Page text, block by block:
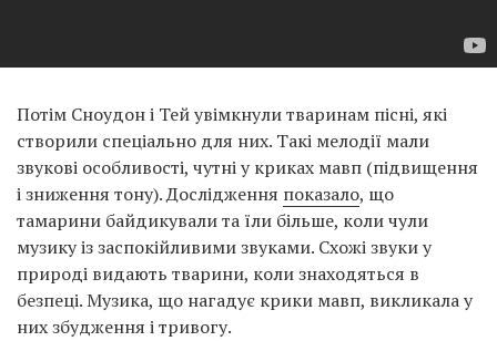
Потім Сноудон і Тей увімкнули тваринам пісні, які
створили спеціально для них. Такі мелодії мали
звукові особливості, чутні у криках мавп (підвищення
і зниження тону). Дослідження показало, що
тамарини байдикували та їли більше, коли чули
музику із заспокійливими звуками. Схожі звуки у
природі видають тварини, коли знаходяться в
безпеці. Музика, що нагадує крики мавп, викликала у
них збудження і тривогу.